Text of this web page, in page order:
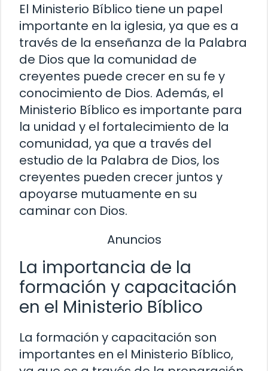
El Ministerio Bíblico tiene un papel
importante en la iglesia, ya que es a
través de la enseñanza de la Palabra
de Dios que la comunidad de
creyentes puede crecer en su fe y
conocimiento de Dios. Además, el
Ministerio Bíblico es importante para
la unidad y el fortalecimiento de la
comunidad, ya que a través del
estudio de la Palabra de Dios, los
creyentes pueden crecer juntos y
apoyarse mutuamente en su
caminar con Dios.
Anuncios
La importancia de la
formación y capacitación
en el Ministerio Bíblico
La formación y capacitación son
importantes en el Ministerio Bíblico,